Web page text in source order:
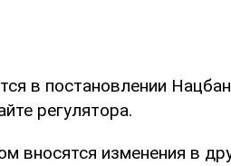
в постановлении
регулятора.
вносятся изменения в